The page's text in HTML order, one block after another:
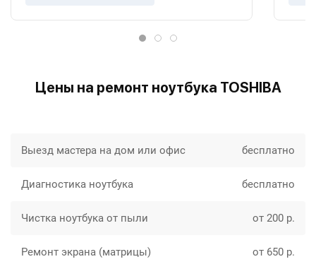
Цены на ремонт ноутбука TOSHIBA
Выезд мастера на дом или офис бесплатно
Диагностика ноутбука бесплатно
Чистка ноутбука от пыли от 200 р.
Ремонт экрана (матрицы) от 650 р.